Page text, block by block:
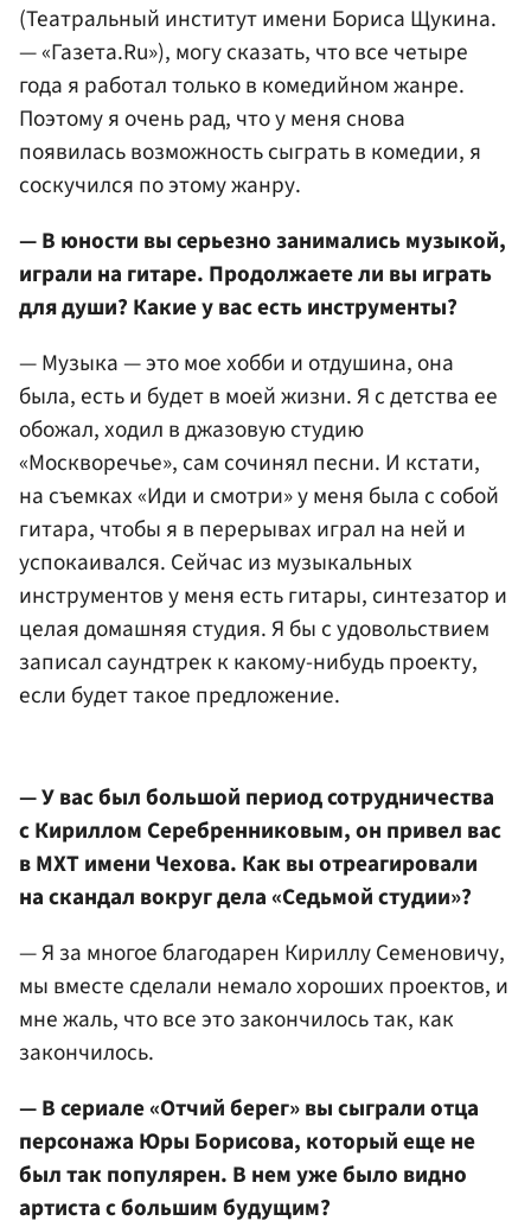
(Театральный институт имени Бориса Щукина.
— «Газета.Ru»), могу сказать, что все четыре
года я работал только в комедийном жанре.
Поэтому я очень рад, что у меня снова
появилась возможность сыграть в комедии, я
соскучился по этому жанру.
— В юности вы серьезно занимались музыкой,
играли на гитаре. Продолжаете ли вы играть
для души? Какие у вас есть инструменты?
— Музыка — это мое хобби и отдушина, она
была, есть и будет в моей жизни. Я с детства ее
обожал, ходил в джазовую студию
«Москворечье», сам сочинял песни. И кстати,
на съемках «Иди и смотри» у меня была с собой
гитара, чтобы я в перерывах играл на ней и
успокаивался. Сейчас из музыкальных
инструментов у меня есть гитары, синтезатор и
целая домашняя студия. Я бы с удовольствием
записал саундтрек к какому-нибудь проекту,
если будет такое предложение.
— У вас был большой период сотрудничества
с Кириллом Серебренниковым, он привел вас
в МХТ имени Чехова. Как вы отреагировали
на скандал вокруг дела «Седьмой студии»?
— Я за многое благодарен Кириллу Семеновичу,
мы вместе сделали немало хороших проектов, и
мне жаль, что все это закончилось так, как
закончилось.
— В сериале «Отчий берег» вы сыграли отца
персонажа Юры Борисова, который еще не
был так популярен. В нем уже было видно
артиста с большим будущим?